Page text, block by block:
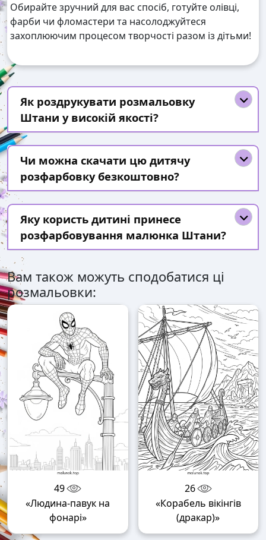
Обирайте зручний для вас спосіб, готуйте олівці,
фарби чи фломастери та насолоджуйтеся
захоплюючим процесом творчості разом із дітьми!
Як роздрукувати розмальовку
Штани у високій якості?
Чи можна скачати цю дитячу
розфарбовку безкоштовно?
Яку користь дитині принесе
розфарбовування малюнка Штани?
Вам також можуть сподобатися ці
розмальовки:
49
«Людина-павук на
фонарі»
26
«Корабель вікінгів
(дракар)»